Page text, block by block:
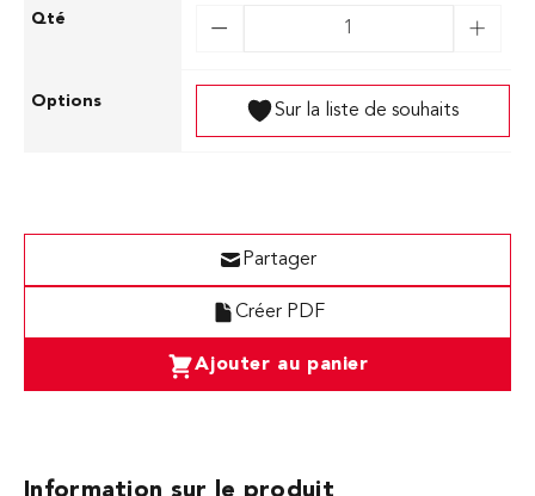
Sur la liste de souhaits
Ajouter au panier
Créer PDF
Partager
Information sur le produit